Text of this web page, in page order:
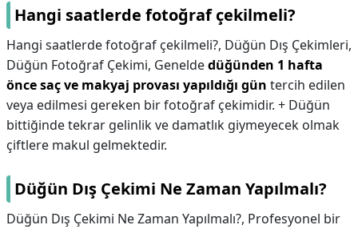
Hangi saatlerde fotoğraf çekilmeli?
Hangi saatlerde fotoğraf çekilmeli?, Düğün Dış Çekimleri,
Düğün Fotoğraf Çekimi, Geneldedüğünden 1 hafta
önce saç ve makyaj provası yapıldığı gün tercih edilen
veya edilmesi gereken bir fotoğraf çekimidir. + Düğün
bittiğinde tekrar gelinlik ve damatlık giymeyecek olmak
çiftlere makul gelmektedir.
Düğün Dış Çekimi Ne Zaman Yapılmalı?
Düğün Dış Çekimi Ne Zaman Yapılmalı?, Profesyonel bir